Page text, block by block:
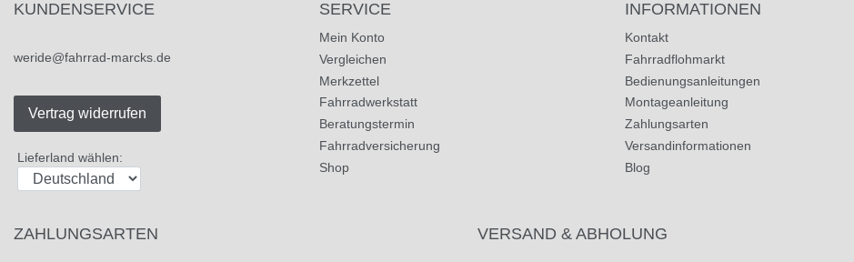
KUNDENSERVICE
weride@fahrrad-marcks.de
Vertrag widerrufen
Lieferland wählen:
SERVICE
Mein Konto
Vergleichen
Merkzettel
Fahrradwerkstatt
Beratungstermin
Fahrradversicherung
Shop
INFORMATIONEN
Kontakt
Fahrradflohmarkt
Bedienungsanleitungen
Montageanleitung
Zahlungsarten
Versandinformationen
Blog
ZAHLUNGSARTEN VERSAND & ABHOLUNG